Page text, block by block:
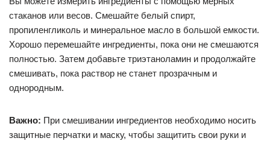
стаканов или весов. Смешайте белый спирт,
пропиленгликоль и минеральное масло в большой емкости.
Хорошо перемешайте ингредиенты, пока они не смешаются
полностью. Затем добавьте триэтаноламин и продолжайте
смешивать, пока раствор не станет прозрачным и
однородным.
Важно: При смешивании ингредиентов необходимо носить
защитные перчатки и маску, чтобы защитить свои руки и